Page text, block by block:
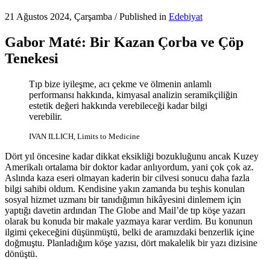
21 Ağustos 2024, Çarşamba /Published in Edebiyat
Gabor Maté: Bir Kazan Çorba ve Çöp
Tenekesi
Tıp bize iyileşme, acı çekme ve ölmenin anlamlı
performansı hakkında, kimyasal analizin seramikçiliğin
estetik değeri hakkında verebileceği kadar bilgi
verebilir.
IVAN ILLICH, Limits to Medicine
Dört yıl öncesine kadar dikkat eksikliği bozukluğunu ancak Kuzey
Amerikalı ortalama bir doktor kadar anlıyordum, yani çok çok az.
Aslında kaza eseri olmayan kaderin bir cilvesi sonucu daha fazla
bilgi sahibi oldum. Kendisine yakın zamanda bu teşhis konulan
sosyal hizmet uzmanı bir tanıdığımın hikâyesini dinlemem için
yaptığı davetin ardından The Globe and Mail’de tıp köşe yazarı
olarak bu konuda bir makale yazmaya karar verdim. Bu konunun
ilgimi çekeceğini düşünmüştü, belki de aramızdaki benzerlik içine
doğmuştu. Planladığım köşe yazısı, dört makalelik bir yazı dizisine
dönüştü.